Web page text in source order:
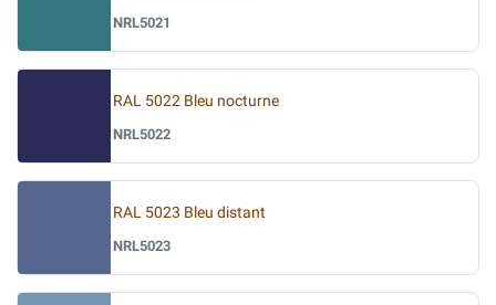
NRL5021
RAL 5022 Bleu nocturne
NRL5022
RAL 5023 Bleu distant
NRL5023